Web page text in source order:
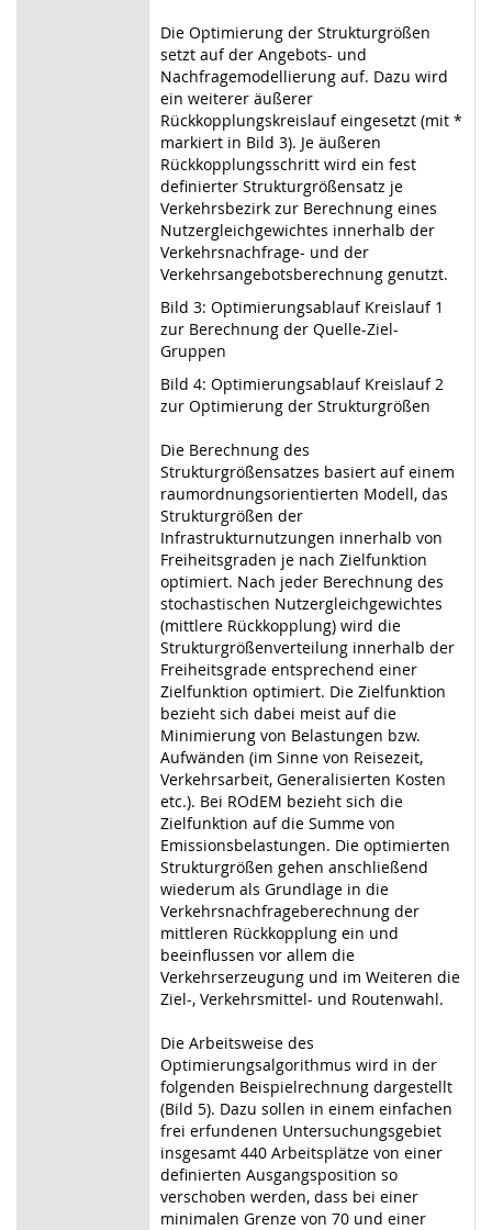
Die Optimierung der Strukturgrößen
setzt auf der Angebots- und
Nachfragemodellierung auf. Dazu wird
ein weiterer äußerer
Rückkopplungskreislauf eingesetzt (mit *
markiert in Bild 3). Je äußeren
Rückkopplungsschritt wird ein fest
definierter Strukturgrößensatz je
Verkehrsbezirk zur Berechnung eines
Nutzergleichgewichtes innerhalb der
Verkehrsnachfrage- und der
Verkehrsangebotsberechnung genutzt.
Bild 3: Optimierungsablauf Kreislauf 1
zur Berechnung der Quelle-Ziel-
Gruppen
Bild 4: Optimierungsablauf Kreislauf 2
zur Optimierung der Strukturgrößen
Die Berechnung des
Strukturgrößensatzes basiert auf einem
raumordnungsorientierten Modell, das
Strukturgrößen der
Infrastrukturnutzungen innerhalb von
Freiheitsgraden je nach Zielfunktion
optimiert. Nach jeder Berechnung des
stochastischen Nutzergleichgewichtes
(mittlere Rückkopplung) wird die
Strukturgrößenverteilung innerhalb der
Freiheitsgrade entsprechend einer
Zielfunktion optimiert. Die Zielfunktion
bezieht sich dabei meist auf die
Minimierung von Belastungen bzw.
Aufwänden (im Sinne von Reisezeit,
Verkehrsarbeit, Generalisierten Kosten
etc.). Bei ROdEM bezieht sich die
Zielfunktion auf die Summe von
Emissionsbelastungen. Die optimierten
Strukturgrößen gehen anschließend
wiederum als Grundlage in die
Verkehrsnachfrageberechnung der
mittleren Rückkopplung ein und
beeinflussen vor allem die
Verkehrserzeugung und im Weiteren die
Ziel-, Verkehrsmittel- und Routenwahl.
Die Arbeitsweise des
Optimierungsalgorithmus wird in der
folgenden Beispielrechnung dargestellt
(Bild 5). Dazu sollen in einem einfachen
frei erfundenen Untersuchungsgebiet
insgesamt 440 Arbeitsplätze von einer
definierten Ausgangsposition so
verschoben werden, dass bei einer
minimalen Grenze von 70 und einer